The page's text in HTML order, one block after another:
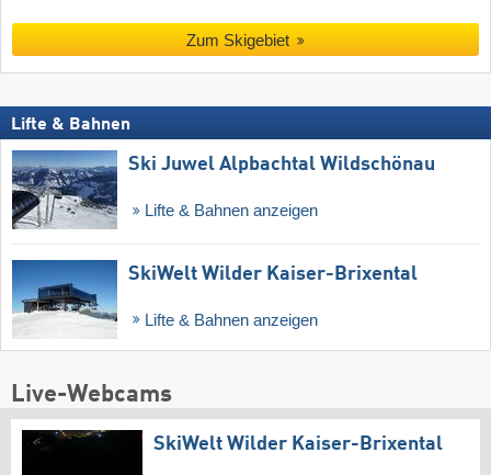
Zum Skigebiet
Lifte & Bahnen
Ski Juwel Alpbachtal Wildschönau
Lifte & Bahnen anzeigen
SkiWelt Wilder Kaiser-Brixental
Lifte & Bahnen anzeigen
Live-Webcams
SkiWelt Wilder Kaiser-Brixental